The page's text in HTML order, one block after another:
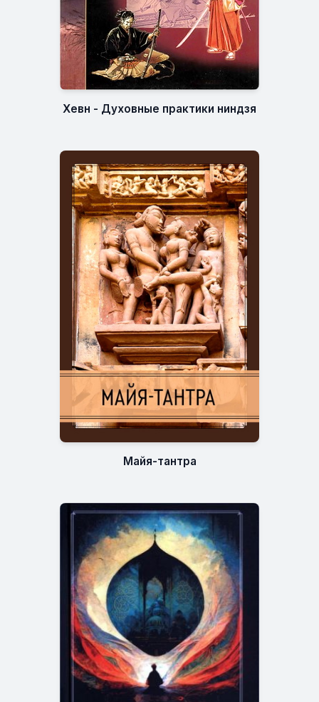
Хевн - Духовные практики ниндзя
Майя-тантра